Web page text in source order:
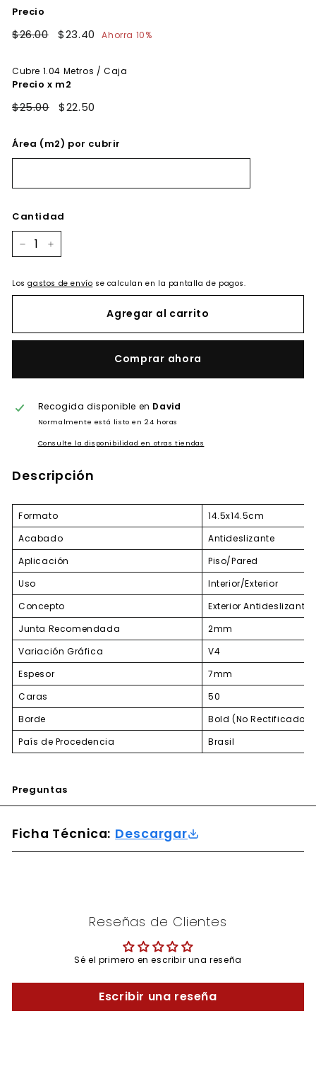
Precio
Precio
$26.00$26.00
Precio
$23.40 $23.40
Ahorra 10%
Cubre 1.04 Metros / Caja
Precio x m2
$25.00 $22.50
Área (m2) por cubrir
Cantidad
Losgastos de envío se calculan en la pantalla de pagos.
Agregar al carrito
Comprar ahora
Recogida disponible en David
Normalmente está listo en 24 horas
Consulte la disponibilidad en otras tiendas
Descripción
Formato
14.5x14.5cm
Acabado
Antideslizante
Aplicación
Piso/Pared
Uso
Interior/Exterior
Concepto
Exterior Antideslizante
Junta Recomendada
2mm
Variación Gráfica
V4
Espesor
7mm
Caras
50
Borde
Bold (No Rectificado)
País de Procedencia
Brasil
Preguntas
Ficha Técnica: Descargar
Reseñas de Clientes
Sé el primero en escribir una reseña
Escribir una reseña